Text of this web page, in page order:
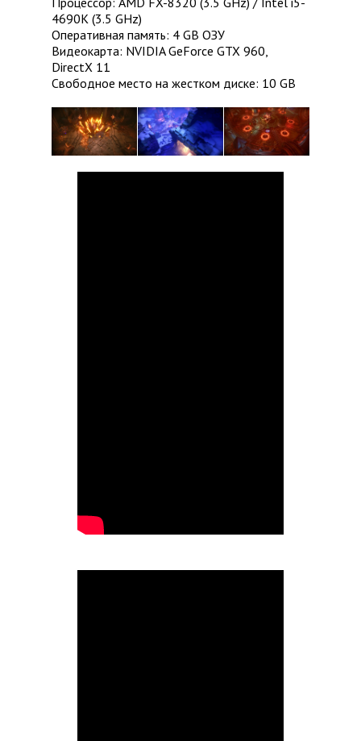
4690K (3.5 GHz)
Оперативная память: 4 GB ОЗУ
Видеокарта: NVIDIA GeForce GTX 960,
DirectX 11
Свободное место на жестком диске: 10 GB